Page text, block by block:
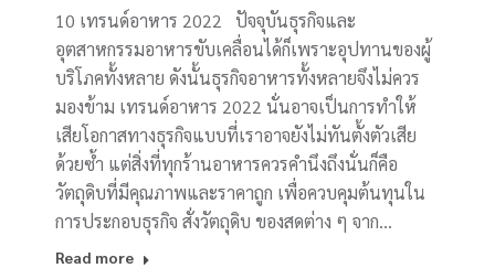
10 เทรนด์อาหาร 2022 ปัจจุบันธุรกิจและ
อุตสาหกรรมอาหารขับเคลื่อนได้ก็เพราะอุปทานของผู้
บริโภคทั้งหลาย ดังนั้นธุรกิจอาหารทั้งหลายจึงไม่ควร
มองข้าม เทรนด์อาหาร 2022 นั่นอาจเป็นการทำให้
เสียโอกาสทางธุรกิจแบบที่เราอาจยังไม่ทันตั้งตัวเสีย
ด้วยซ้ำ แต่สิ่งที่ทุกร้านอาหารควรคำนึงถึงนั่นก็คือ
วัตถุดิบที่มีคุณภาพและราคาถูก เพื่อควบคุมต้นทุนใน
การประกอบธุรกิจ สั่งวัตถุดิบ ของสดต่าง ๆ จาก…
Read more